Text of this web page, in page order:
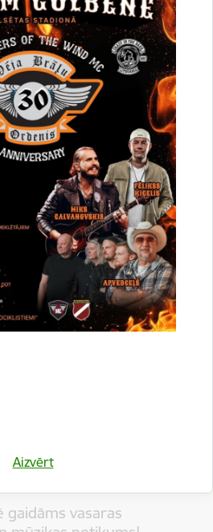
Aizvērt
izteikšanai nodots saistošo
par tūrisma maksas
informē Sabiedrība
gaidāms vasaras